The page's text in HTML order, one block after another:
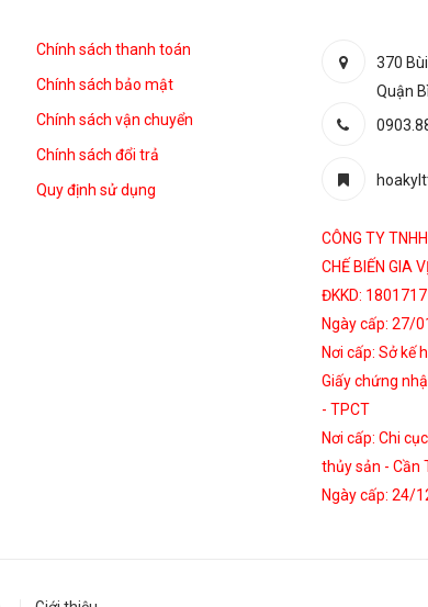
Chính sách thanh toán
Chính sách bảo mật
Chính sách vận chuyển
Chính sách đổi trả
Quy định sử dụng
370
Quận
CÔNG TY
CHẾ BIẾN GIA
ĐKKD:
Ngày cấp: 27/
Nơi cấp: Sở kế
Giấy chứng
- TPCT
Nơi cấp: Chi
thủy sản - Cần
Ngày cấp: 24/